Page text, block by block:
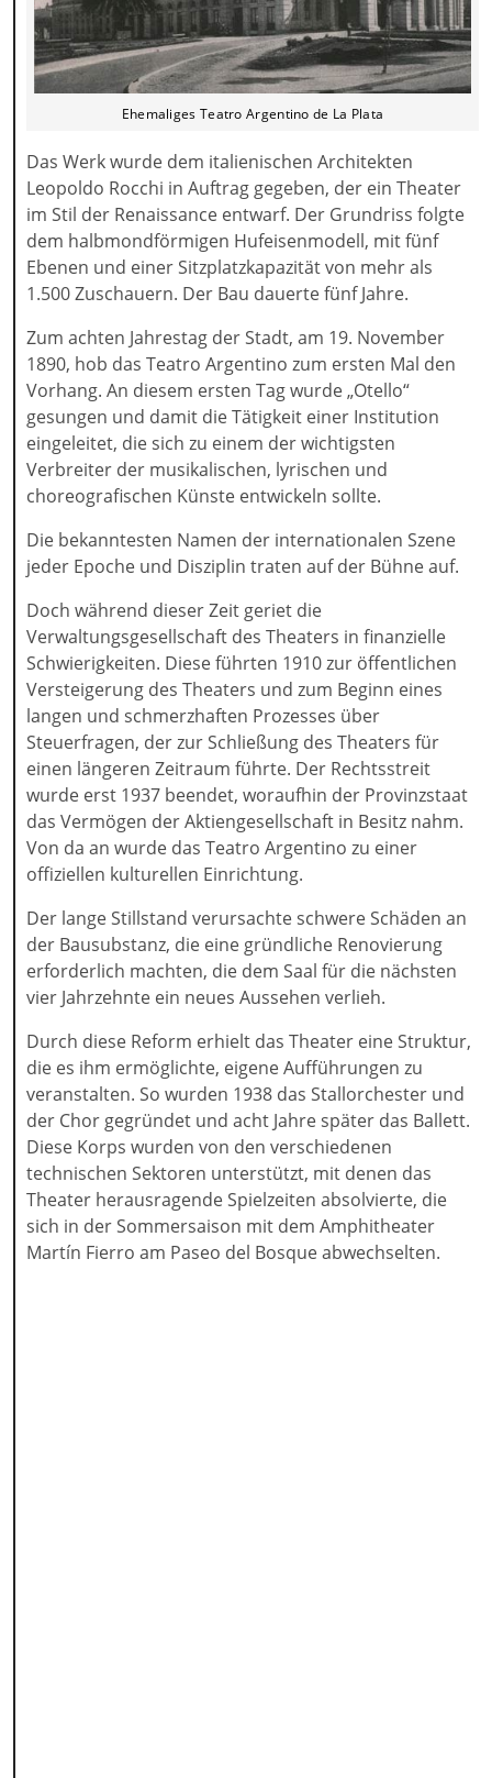
Ehemaliges Teatro Argentino de La Plata
Das Werk wurde dem italienischen Architekten
Leopoldo Rocchi in Auftrag gegeben, der ein Theater
im Stil der Renaissance entwarf. Der Grundriss folgte
dem halbmondförmigen Hufeisenmodell, mit fünf
Ebenen und einer Sitzplatzkapazität von mehr als
1.500 Zuschauern. Der Bau dauerte fünf Jahre.
Zum achten Jahrestag der Stadt, am 19. November
1890, hob das Teatro Argentino zum ersten Mal den
Vorhang. An diesem ersten Tag wurde „Otello“
gesungen und damit die Tätigkeit einer Institution
eingeleitet, die sich zu einem der wichtigsten
Verbreiter der musikalischen, lyrischen und
choreografischen Künste entwickeln sollte.
Die bekanntesten Namen der internationalen Szene
jeder Epoche und Disziplin traten auf der Bühne auf.
Doch während dieser Zeit geriet die
Verwaltungsgesellschaft des Theaters in finanzielle
Schwierigkeiten. Diese führten 1910 zur öffentlichen
Versteigerung des Theaters und zum Beginn eines
langen und schmerzhaften Prozesses über
Steuerfragen, der zur Schließung des Theaters für
einen längeren Zeitraum führte. Der Rechtsstreit
wurde erst 1937 beendet, woraufhin der Provinzstaat
das Vermögen der Aktiengesellschaft in Besitz nahm.
Von da an wurde das Teatro Argentino zu einer
offiziellen kulturellen Einrichtung.
Der lange Stillstand verursachte schwere Schäden an
der Bausubstanz, die eine gründliche Renovierung
erforderlich machten, die dem Saal für die nächsten
vier Jahrzehnte ein neues Aussehen verlieh.
Durch diese Reform erhielt das Theater eine Struktur,
die es ihm ermöglichte, eigene Aufführungen zu
veranstalten. So wurden 1938 das Stallorchester und
der Chor gegründet und acht Jahre später das Ballett.
Diese Korps wurden von den verschiedenen
technischen Sektoren unterstützt, mit denen das
Theater herausragende Spielzeiten absolvierte, die
sich in der Sommersaison mit dem Amphitheater
Martín Fierro am Paseo del Bosque abwechselten.